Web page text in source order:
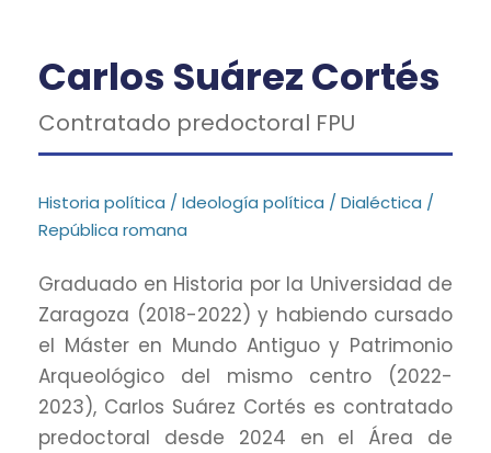
Carlos Suárez Cortés
Contratado predoctoral FPU
Historia política / Ideología política / Dialéctica /
República romana
Graduado en Historia por la Universidad de
Zaragoza (2018-2022) y habiendo cursado
el Máster en Mundo Antiguo y Patrimonio
Arqueológico del mismo centro (2022-
2023), Carlos Suárez Cortés es contratado
predoctoral desde 2024 en el Área de